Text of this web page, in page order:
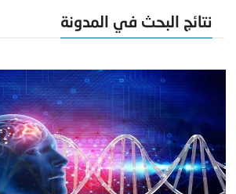
نتائج البحث في المدونة